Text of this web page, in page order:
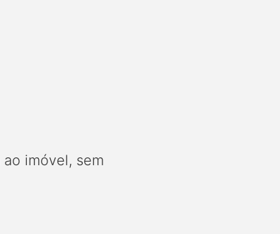
ao imóvel, sem